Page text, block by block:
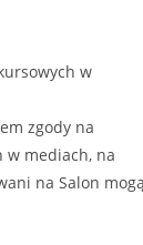
w
zgody na
w mediach, na
na Salon